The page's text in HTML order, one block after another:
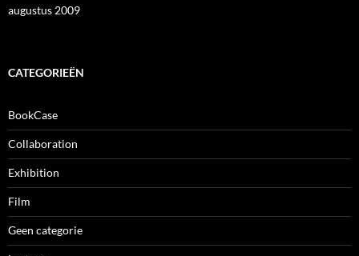
augustus 2009
CATEGORIEËN
BookCase
Collaboration
Exhibition
Film
Geen categorie